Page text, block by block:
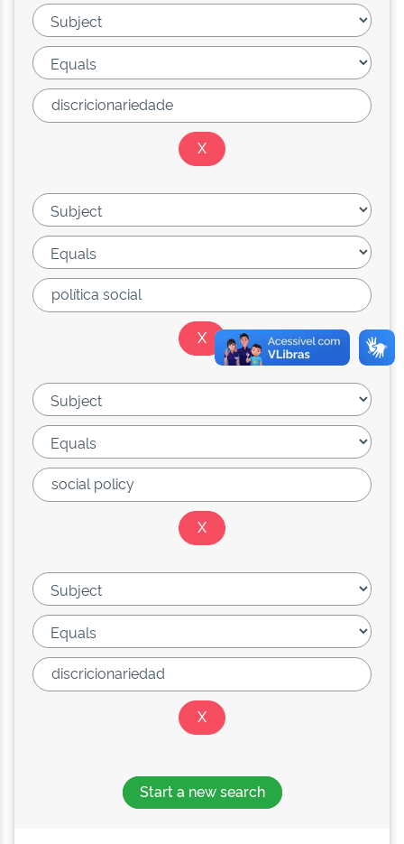
Start a new search